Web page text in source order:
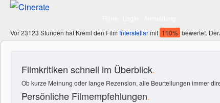
Vor 23123 Stunden hat Kreml den Film Interstellarmit 110% bewertet.
Filmkritiken schnell im Überblick.
Ob kurze Meinung oder lange Rezension, alle Beurteilungen immer
Persönliche Filmempfehlungen.